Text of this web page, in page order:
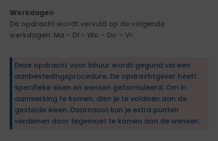
Werkdagen
De opdracht wordt vervuld op de volgende
werkdagen: Ma – Di – Wo – Do – Vr.
Deze opdracht voor inhuur wordt gegund via een
aanbestedingsprocedure. De opdrachtgever heeft
specifieke eisen en wensen geformuleerd. Om in
aanmerking te komen, dien je te voldoen aan de
gestelde eisen. Daarnaast kun je extra punten
verdienen door tegemoet te komen aan de wensen.